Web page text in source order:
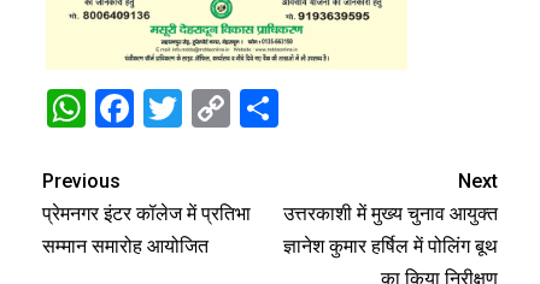
WhatsApp
Facebook
Twitter
Copy
Previous
प्रेमनगर इंटर कॉलेज में प्रतिभा
सम्मान समारोह आयोजित
Next
उत्तरकाशी में मुख्य चुनाव आयुक्त
ज्ञानेश कुमार हर्षिल में पोलिंग बूथ
का किया निरीक्षण